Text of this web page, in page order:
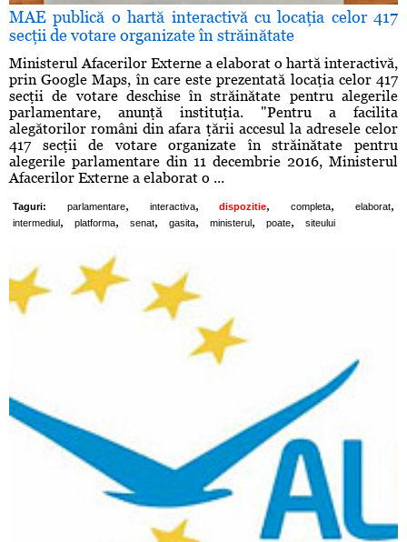
MAE publică o hartă interactivă cu locaţia celor 417
secţii de votare organizate în străinătate
Ministerul Afacerilor Externe a elaborat o hartă interactivă,
prin Google Maps, în care este prezentată locaţia celor 417
secţii de votare deschise în străinătate pentru alegerile
parlamentare, anunţă instituţia. "Pentru a facilita
alegătorilor români din afara ţării accesul la adresele celor
417 secţii de votare organizate în străinătate pentru
alegerile parlamentare din 11 decembrie 2016, Ministerul
Afacerilor Externe a elaborat o ...
Taguri: parlamentare, interactiva, dispozitie, completa, elaborat,
intermediul , platforma, senat, gasita, ministerul , poate, siteului